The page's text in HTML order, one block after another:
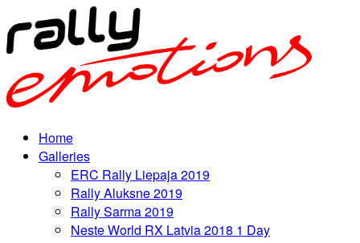
Home
Galleries
ERC Rally Liepaja 2019
Rally Aluksne 2019
Rally Sarma 2019
Neste World RX Latvia 2018 1 Day